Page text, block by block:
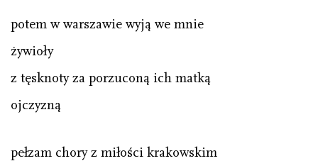
potem w warszawie wyją we mnie
żywioły
z tęsknoty za porzuconą ich matką
ojczyzną
pełzam chory z miłości krakowskim